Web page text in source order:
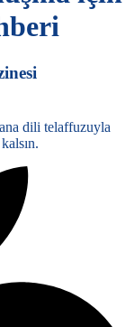
dili telaffuzuyla